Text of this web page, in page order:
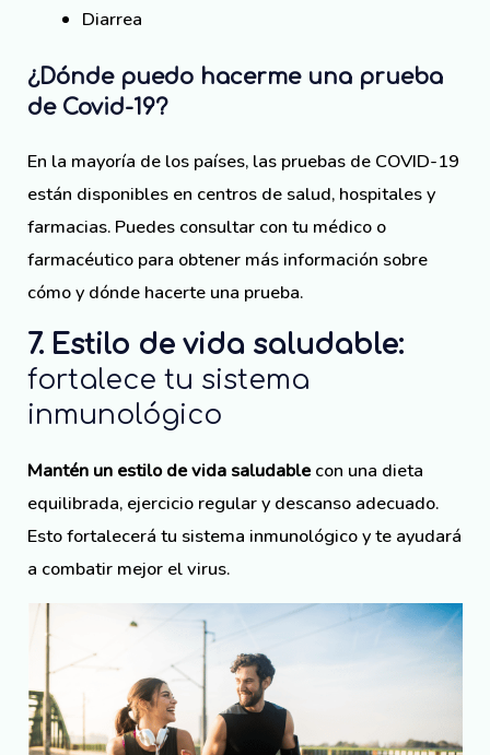
Diarrea
¿Dónde puedo hacerme una prueba
de Covid-19?
En la mayoría de los países, las pruebas de COVID-19
están disponibles en centros de salud, hospitales y
farmacias. Puedes consultar con tu médico o
farmacéutico para obtener más información sobre
cómo y dónde hacerte una prueba.
7. Estilo de vida saludable:
fortalece tu sistema
inmunológico
Mantén un estilo de vida saludablecon una dieta
equilibrada, ejercicio regular y descanso adecuado.
Esto fortalecerá tu sistema inmunológico y te ayudará
a combatir mejor el virus.